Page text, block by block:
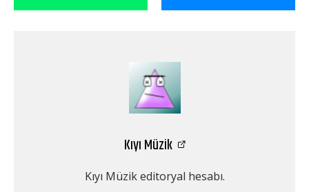
Kıyı Müzik
Kıyı Müzik editoryal hesabı.